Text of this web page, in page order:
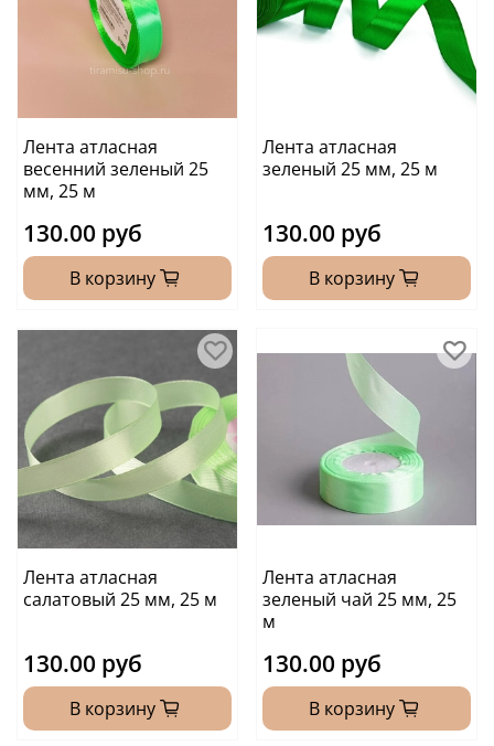
Лента атласная
весенний зеленый 25
мм, 25 м
130.00 руб
В корзину
Лента атласная
зеленый 25 мм, 25 м
130.00 руб
В корзину
Лента атласная
салатовый 25 мм, 25 м
130.00 руб
В корзину
Лента атласная
зеленый чай 25 мм, 25
м
130.00 руб
В корзину